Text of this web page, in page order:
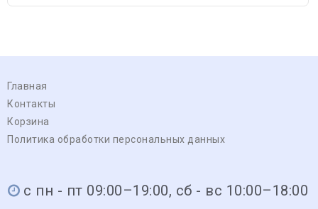
Главная
Контакты
Корзина
Политика обработки персональных данных
с пн - пт 09:00–19:00, сб - вс 10:00–18:00